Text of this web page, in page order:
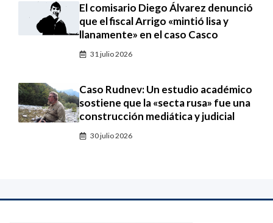
El comisario Diego Álvarez denunció
que el fiscal Arrigo «mintió lisa y
llanamente» en el caso Casco
31 julio 2026
Caso Rudnev: Un estudio académico
sostiene que la «secta rusa» fue una
construcción mediática y judicial
30 julio 2026